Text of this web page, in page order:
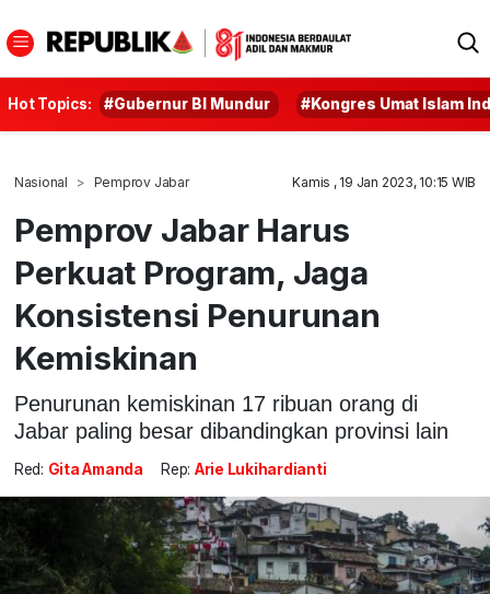
Hot Topics: #Gubernur BI Mundur #Kongres Umat Islam
Nasional Pemprov Jabar Kamis , 19 Jan 2023, 10:15 WIB
Pemprov Jabar Harus
Perkuat Program, Jaga
Konsistensi Penurunan
Kemiskinan
Penurunan kemiskinan 17 ribuan orang di
Jabar paling besar dibandingkan provinsi lain
Red: Gita Amanda Rep: Arie Lukihardianti